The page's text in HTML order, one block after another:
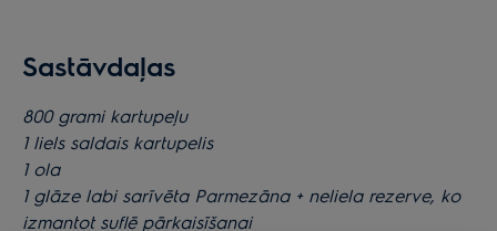
Sastāvdaļas
800 grami kartupeļu
1 liels saldais kartupelis
1 ola
1 glāze labi sarīvēta Parmezāna + neliela rezerve, ko
izmantot suflē pārkaisīšanai